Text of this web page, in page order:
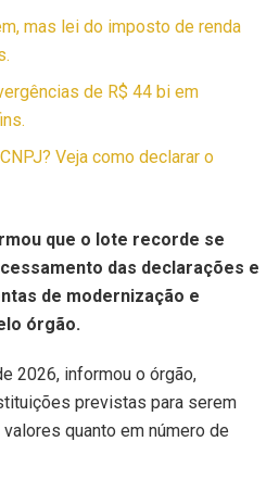
mas lei do imposto de renda
de R$ 44 bi em
Veja como declarar o
que o lote recorde se
das declarações e
de modernização e
órgão.
2026, informou o órgão,
previstas para serem
quanto em número de